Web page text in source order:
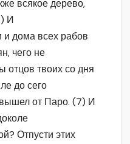
всякое дерево,
И
и дома всех рабов
чего не
отцов твоих со дня
до сего
от Паро. (7) И
Отпусти этих